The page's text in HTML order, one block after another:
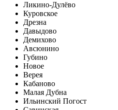
Ликино-Дулёво
Куровское
Дрезна
Давыдово
Демихово
Авсюнино
Губино
Новое
Верея
Кабаново
Малая Дубна
Ильинский Погост